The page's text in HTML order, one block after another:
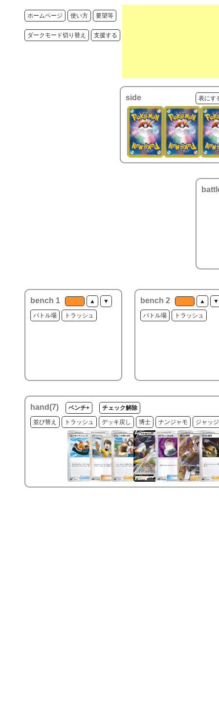
ホームページ 使い方 要望等
ダークモード切り替え 支援する
side 表にす
bench 1 ▲ ▼
バトル場 トラッシュ
bench 2 ▲ ▼
バトル場 トラッシュ
hand(7) ベンチ+ チェック解除
並び替え トラッシュ デッキ戻し 博士 ナンジャモ ジャッ